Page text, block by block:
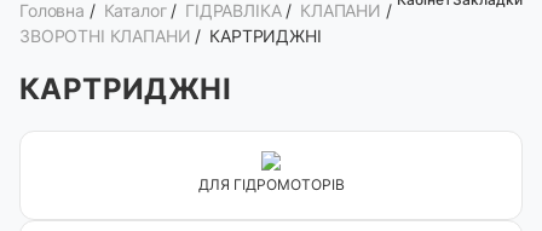
Головна / Каталог / ГІДРАВЛІКА / КЛАПАНИ /
ЗВОРОТНІ КЛАПАНИ / КАРТРИДЖНІ
КАРТРИДЖНІ
ДЛЯ ГІДРОМОТОРІВ